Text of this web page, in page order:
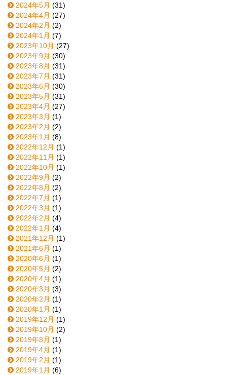
2024年5月 (31)
2024年4月 (27)
2024年2月 (2)
2024年1月 (7)
2023年10月 (27)
2023年9月 (30)
2023年8月 (31)
2023年7月 (31)
2023年6月 (30)
2023年5月 (31)
2023年4月 (27)
2023年3月 (1)
2023年2月 (2)
2023年1月 (8)
2022年12月 (1)
2022年11月 (1)
2022年10月 (1)
2022年9月 (2)
2022年8月 (2)
2022年7月 (1)
2022年3月 (1)
2022年2月 (4)
2022年1月 (4)
2021年12月 (1)
2021年6月 (1)
2020年6月 (1)
2020年5月 (2)
2020年4月 (1)
2020年3月 (3)
2020年2月 (1)
2020年1月 (1)
2019年12月 (1)
2019年10月 (2)
2019年8月 (1)
2019年4月 (1)
2019年2月 (1)
2019年1月 (6)